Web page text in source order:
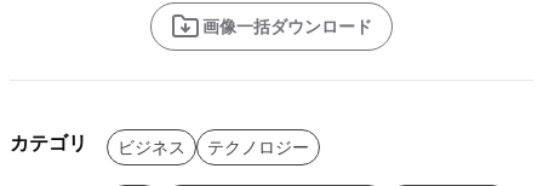
画像一括ダウンロード
カテゴリ ビジネス テクノロジー